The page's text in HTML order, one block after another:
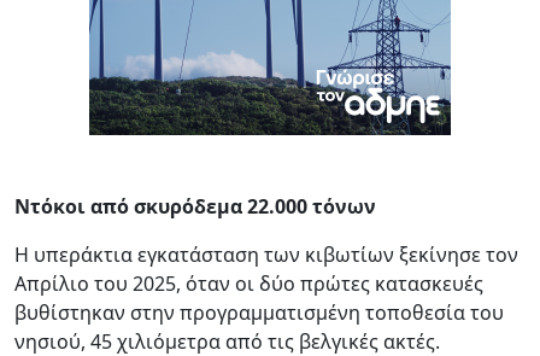
Ντόκοι από σκυρόδεμα 22.000 τόνων
Η υπεράκτια εγκατάσταση των κιβωτίων ξεκίνησε τον
Απρίλιο του 2025, όταν οι δύο πρώτες κατασκευές
βυθίστηκαν στην προγραμματισμένη τοποθεσία του
νησιού, 45 χιλιόμετρα από τις βελγικές ακτές.